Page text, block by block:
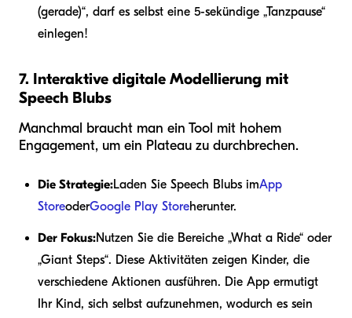
(gerade)“, darf es selbst eine 5-sekündige „Tanzpause“
einlegen!
7. Interaktive digitale Modellierung mit
Speech Blubs
Manchmal braucht man ein Tool mit hohem
Engagement, um ein Plateau zu durchbrechen.
Die Strategie:Laden Sie Speech Blubs imApp
StoreoderGoogle Play Storeherunter.
Der Fokus:Nutzen Sie die Bereiche „What a Ride“ oder
„Giant Steps“. Diese Aktivitäten zeigen Kinder, die
verschiedene Aktionen ausführen. Die App ermutigt
Ihr Kind, sich selbst aufzunehmen, wodurch es sein